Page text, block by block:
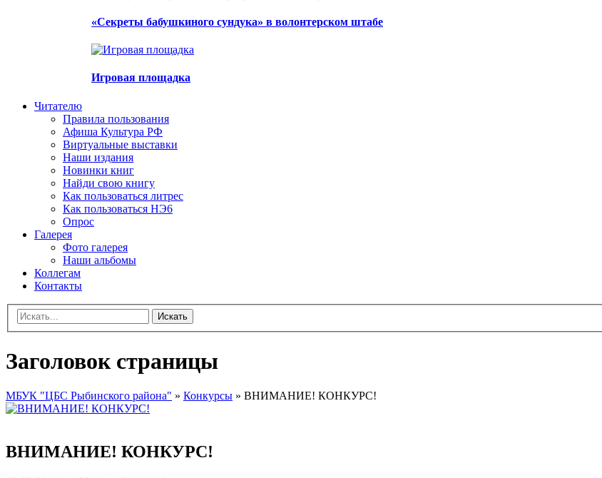
«Секреты бабушкиного сундука» в волонтерском штабе
Игровая площадка
Читателю
Правила пользования
Афиша Культура РФ
Виртуальные выставки
Наши издания
Новинки книг
Найди свою книгу
Как пользоваться литрес
Как пользоваться НЭ6
Опрос
Галерея
Фото галерея
Наши альбомы
Коллегам
Контакты
Искать
Заголовок страницы
МБУК "ЦБС Рыбинского района" » Конкурсы » ВНИМАНИЕ! КОНКУРС!
ВНИМАНИЕ! КОНКУРС!